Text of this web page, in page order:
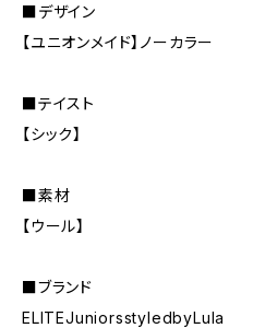
■デザイン
【ユニオンメイド】ノーカラー
■テイスト
【シック】
■素材
【ウール】
■ブランド
ELITEJuniorsstyledbyLula